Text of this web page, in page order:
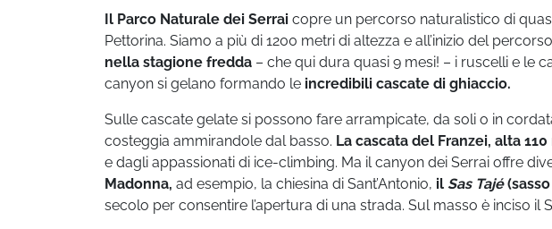
Il Parco Naturale dei Serrai copre un percorso naturalistico di
Pettorina. Siamo a più di 1200 metri di altezza e all’inizio del
nella stagione fredda – che qui dura quasi 9 mesi! – i ruscelli e le
canyon si gelano formando le incredibili cascate di ghiaccio.
Sulle cascate gelate si possono fare arrampicate, da soli o in
costeggia ammirandole dal basso. La cascata del Franzei, alta
e dagli appassionati di ice-climbing. Ma il canyon dei Serrai offre
Madonna, ad esempio, la chiesina di Sant’Antonio, il Sas Tajé
secolo per consentire l’apertura di una strada. Sul masso è inciso il